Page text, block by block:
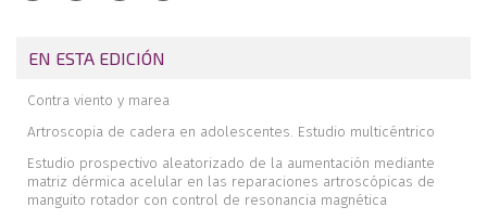
EN ESTA EDICIÓN
Contra viento y marea
Artroscopia de cadera en adolescentes. Estudio multicéntrico
Estudio prospectivo aleatorizado de la aumentación mediante
matriz dérmica acelular en las reparaciones artroscópicas de
manguito rotador con control de resonancia magnética